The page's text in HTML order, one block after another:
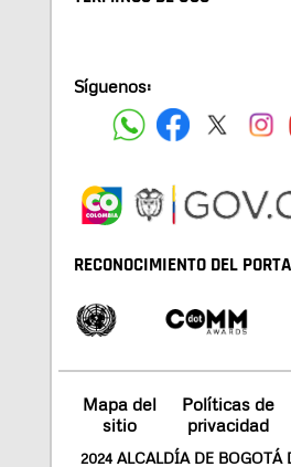
Síguenos:
RECONOCIMIENTO DEL
Mapa del
sitio
Políticas de
privacidad
2024 ALCALDÍA DE BOGOTÁ